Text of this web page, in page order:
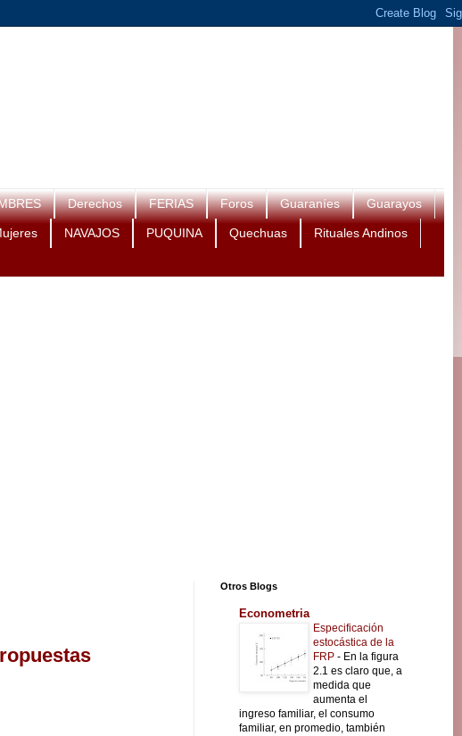
Derechos FERIAS Foros Guaraníes Guarayos
NAVAJOS PUQUINA Quechuas Rituales Andinos
Otros Blogs
Econometria
Especificación
estocástica de la
FRP - En la figura
2.1 es claro que, a
medida que
aumenta el
ingreso familiar, el consumo
familiar, en promedio, también